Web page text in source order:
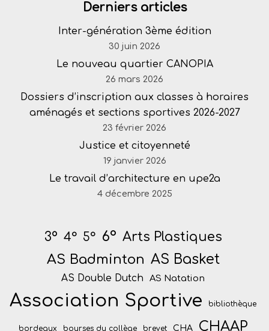
Derniers articles
Inter-génération 3ème édition
30 juin 2026
Le nouveau quartier CANOPIA
26 mars 2026
Dossiers d’inscription aux classes à horaires
aménagés et sections sportives 2026-2027
23 février 2026
Justice et citoyenneté
19 janvier 2026
Le travail d’architecture en upe2a
4 décembre 2025
3° 4° 5° 6° Arts Plastiques
AS Badminton AS Basket
AS Double Dutch AS Natation
Association Sportive bibliothèque
bordeaux bourses du collège brevet CHA CHAAP